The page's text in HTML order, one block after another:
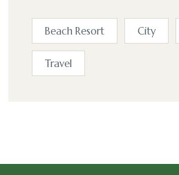
Beach Resort City
Travel